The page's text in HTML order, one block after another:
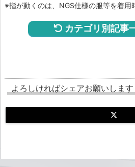
※指が動くのは、NGS仕様の服等を着用
カテゴリ別記事
よろしければシェアお願いします